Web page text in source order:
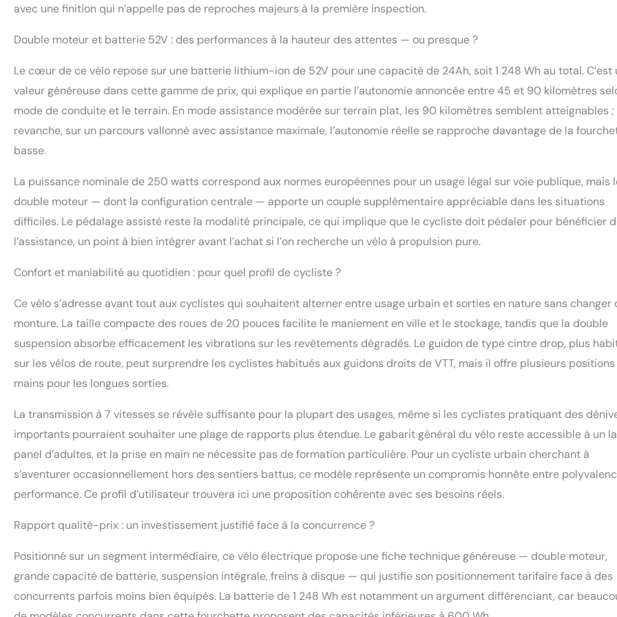
avec une finition qui n’appelle pas de reproches majeurs à la première inspection.
Double moteur et batterie 52V : des performances à la hauteur des attentes — ou presque ?
Le cœur de ce vélo repose sur une batterie lithium-ion de 52V pour une capacité de 24Ah, soit 1 248 Wh au total. C’est
valeur généreuse dans cette gamme de prix, qui explique en partie l’autonomie annoncée entre 45 et 90 kilomètres
mode de conduite et le terrain. En mode assistance modérée sur terrain plat, les 90 kilomètres semblent atteignables ;
revanche, sur un parcours vallonné avec assistance maximale, l’autonomie réelle se rapproche davantage de la
basse.
La puissance nominale de 250 watts correspond aux normes européennes pour un usage légal sur voie publique, mais
double moteur — dont la configuration centrale — apporte un couple supplémentaire appréciable dans les situations
difficiles. Le pédalage assisté reste la modalité principale, ce qui implique que le cycliste doit pédaler pour bénéficier
l’assistance, un point à bien intégrer avant l’achat si l’on recherche un vélo à propulsion pure.
Confort et maniabilité au quotidien : pour quel profil de cycliste ?
Ce vélo s’adresse avant tout aux cyclistes qui souhaitent alterner entre usage urbain et sorties en nature sans changer
monture. La taille compacte des roues de 20 pouces facilite le maniement en ville et le stockage, tandis que la double
suspension absorbe efficacement les vibrations sur les revêtements dégradés. Le guidon de type cintre drop, plus
sur les vélos de route, peut surprendre les cyclistes habitués aux guidons droits de VTT, mais il offre plusieurs
mains pour les longues sorties.
La transmission à 7 vitesses se révèle suffisante pour la plupart des usages, même si les cyclistes pratiquant des
importants pourraient souhaiter une plage de rapports plus étendue. Le gabarit général du vélo reste accessible à un
panel d’adultes, et la prise en main ne nécessite pas de formation particulière. Pour un cycliste urbain cherchant à
s’aventurer occasionnellement hors des sentiers battus, ce modèle représente un compromis honnête entre
performance. Ce profil d’utilisateur trouvera ici une proposition cohérente avec ses besoins réels.
Rapport qualité-prix : un investissement justifié face à la concurrence ?
Positionné sur un segment intermédiaire, ce vélo électrique propose une fiche technique généreuse — double moteur,
grande capacité de batterie, suspension intégrale, freins à disque — qui justifie son positionnement tarifaire face à des
concurrents parfois moins bien équipés. La batterie de 1 248 Wh est notamment un argument différenciant, car